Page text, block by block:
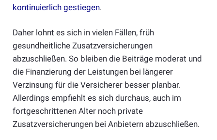
kontinuierlich gestiegen.
Daher lohnt es sich in vielen Fällen, früh
gesundheitliche Zusatzversicherungen
abzuschließen. So bleiben die Beiträge moderat und
die Finanzierung der Leistungen bei längerer
Verzinsung für die Versicherer besser planbar.
Allerdings empfiehlt es sich durchaus, auch im
fortgeschrittenen Alter noch private
Zusatzversicherungen bei Anbietern abzuschließen.